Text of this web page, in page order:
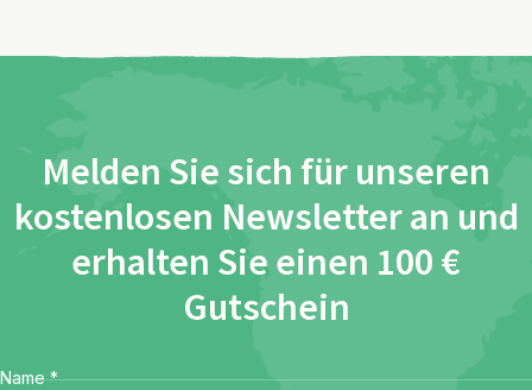
Melden Sie sich für unseren
kostenlosen Newsletter an und
erhalten Sie einen 100 €
Gutschein
Name *